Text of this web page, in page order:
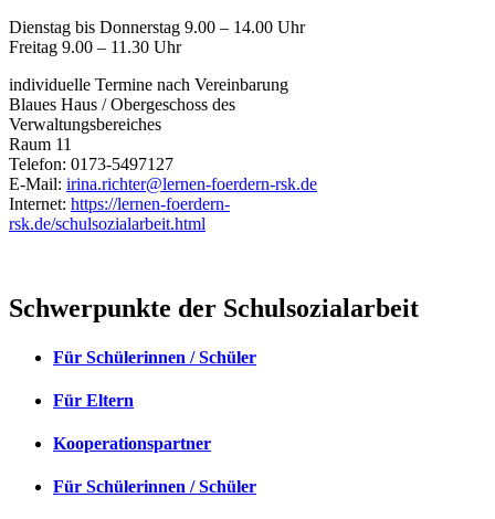
Dienstag bis Donnerstag 9.00 – 14.00 Uhr
Freitag 9.00 – 11.30 Uhr
individuelle Termine nach Vereinbarung
Blaues Haus / Obergeschoss des
Verwaltungsbereiches
Raum 11
Telefon: 0173-5497127
E-Mail: irina.richter@lernen-foerdern-rsk.de
Internet: https://lernen-foerdern-
rsk.de/schulsozialarbeit.html
Schwerpunkte der Schulsozialarbeit
Für Schülerinnen / Schüler
Für Eltern
Kooperationspartner
Für Schülerinnen / Schüler